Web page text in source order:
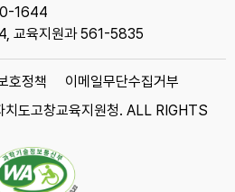
1644
교육지원과 561-5835
호정책
이메일무단수집거부
도고창교육지원청. ALL RIGHTS